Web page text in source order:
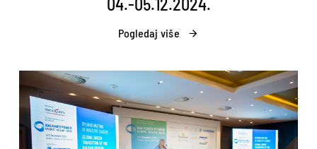
Pogledaj više